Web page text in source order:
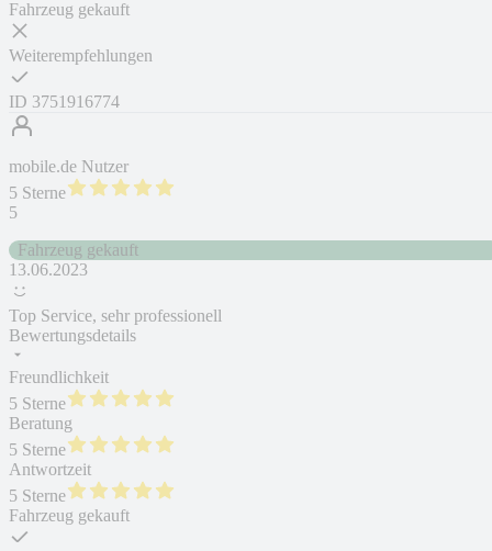
Fahrzeug gekauft
Weiterempfehlungen
ID 3751916774
mobile.de Nutzer
5 Sterne
5
Fahrzeug gekauft
13.06.2023
Top Service, sehr professionell
Bewertungsdetails
Freundlichkeit
5 Sterne
Beratung
5 Sterne
Antwortzeit
5 Sterne
Fahrzeug gekauft